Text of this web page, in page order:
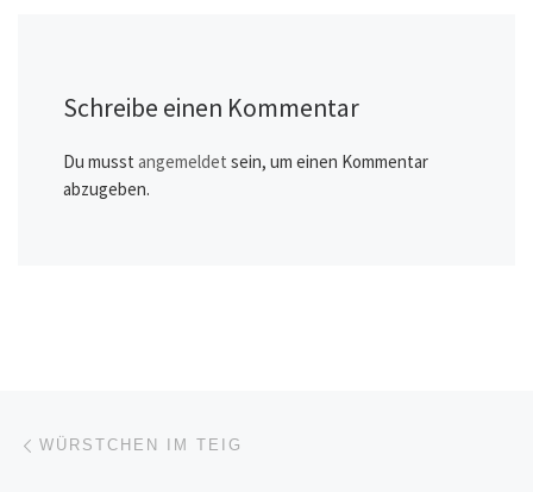
Schreibe einen Kommentar
Du musst angemeldet sein, um einen Kommentar
abzugeben.
Beitragsnavigation
WÜRSTCHEN IM TEIG